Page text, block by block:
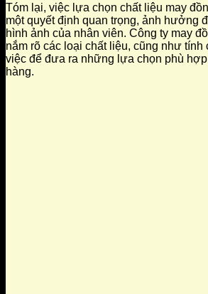
Tóm lại, việc lựa chọn chất liệu may
một quyết định quan trọng, ảnh hưởng
hình ảnh của nhân viên. Công ty may
nắm rõ các loại chất liệu, cũng như tính
việc để đưa ra những lựa chọn phù
hàng.